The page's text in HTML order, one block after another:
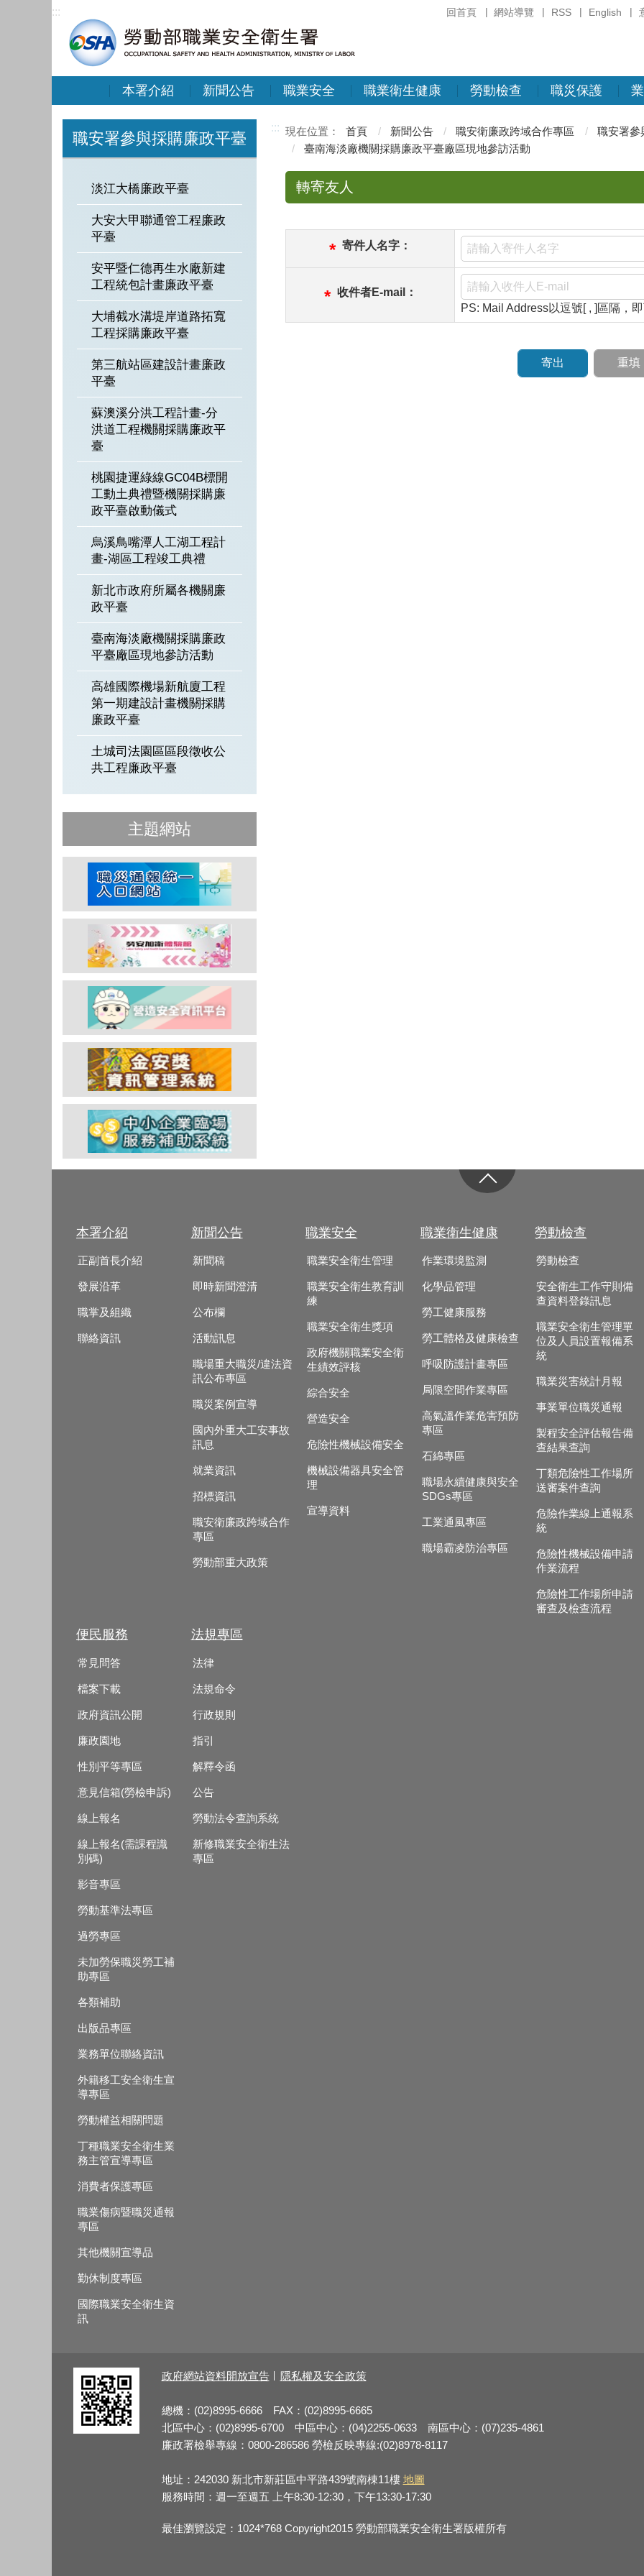
回首頁 網站導覽 RSS English
:::
本署介紹 新聞公告 職業安全 職業衛生健康 勞動檢查 職災保護
職安署參與採購廉政平臺
淡江大橋廉政平臺
大安大甲聯通管工程廉政
平臺
安平暨仁德再生水廠新建
工程統包計畫廉政平臺
大埔截水溝堤岸道路拓寬
工程採購廉政平臺
第三航站區建設計畫廉政
平臺
蘇澳溪分洪工程計畫-分
洪道工程機關採購廉政平
臺
桃園捷運綠線GC04B標開
工動土典禮暨機關採購廉
政平臺啟動儀式
烏溪鳥嘴潭人工湖工程計
畫-湖區工程竣工典禮
新北市政府所屬各機關廉
政平臺
臺南海淡廠機關採購廉政
平臺廠區現地參訪活動
高雄國際機場新航廈工程
第一期建設計畫機關採購
廉政平臺
土城司法園區區段徵收公
共工程廉政平臺
主題網站
::: 首頁 新聞公告 職安衛廉政跨域合作專區
職安署參
臺南海淡廠機關採購廉政平臺廠區現地參訪活動
轉寄友人
* 寄件人名字：
* 收件者E-mail：
PS: Mail Address以逗號[ , ]區隔，
本署介紹
正副首長介紹
發展沿革
職掌及組織
聯絡資訊
新聞公告
新聞稿
即時新聞澄清
公布欄
活動訊息
職場重大職災/違法資
訊公布專區
職災案例宣導
國內外重大工安事故
訊息
就業資訊
招標資訊
職安衛廉政跨域合作
專區
勞動部重大政策
職業安全
職業安全衛生管理
職業安全衛生教育訓
練
職業安全衛生獎項
政府機關職業安全衛
生績效評核
綜合安全
營造安全
危險性機械設備安全
機械設備器具安全管
理
宣導資料
職業衛生健康
作業環境監測
化學品管理
勞工健康服務
勞工體格及健康檢查
呼吸防護計畫專區
局限空間作業專區
高氣溫作業危害預防
專區
石綿專區
職場永續健康與安全
SDGs專區
工業通風專區
職場霸凌防治專區
勞動檢查
勞動檢查
安全衛生工作守則備
查資料登錄訊息
職業安全衛生管理單
位及人員設置報備系
統
職業災害統計月報
事業單位職災通報
製程安全評估報告備
查結果查詢
丁類危險性工作場所
送審案件查詢
危險作業線上通報系
統
危險性機械設備申請
作業流程
危險性工作場所申請
審查及檢查流程
便民服務
常見問答
檔案下載
政府資訊公開
廉政園地
性別平等專區
意見信箱(勞檢申訴)
線上報名
線上報名(需課程識
別碼)
影音專區
勞動基準法專區
過勞專區
未加勞保職災勞工補
助專區
各類補助
出版品專區
業務單位聯絡資訊
外籍移工安全衛生宣
導專區
勞動權益相關問題
丁種職業安全衛生業
務主管宣導專區
消費者保護專區
職業傷病暨職災通報
專區
其他機關宣導品
勤休制度專區
國際職業安全衛生資
訊
法規專區
法律
法規命令
行政規則
指引
解釋令函
公告
勞動法令查詢系統
新修職業安全衛生法
專區
政府網站資料開放宣告 隱私權及安全政策
總機：(02)8995-6666 FAX：(02)8995-6665
北區中心：(02)8995-6700 中區中心：(04)2255-0633 南區中心：(07)235-4861
廉政署檢舉專線：0800-286586 勞檢反映專線:(02)8978-8117
地址：242030 新北市新莊區中平路439號南棟11樓 地圖
服務時間：週一至週五 上午8:30-12:30，下午13:30-17:30
最佳瀏覽設定：1024*768 Copyright2015 勞動部職業安全衛生署版權所有